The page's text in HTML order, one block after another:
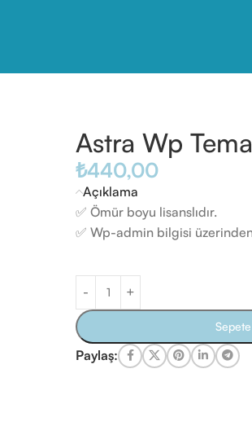
Astra Wp
₺440,00
Açıklama
✅ Ömür boyu lisanslıdır.
✅ Wp-admin bilgisi
Paylaş: